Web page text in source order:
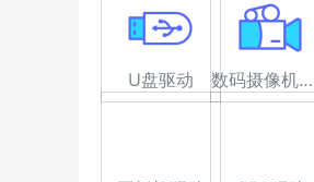
U盘驱动 数码摄像机驱动